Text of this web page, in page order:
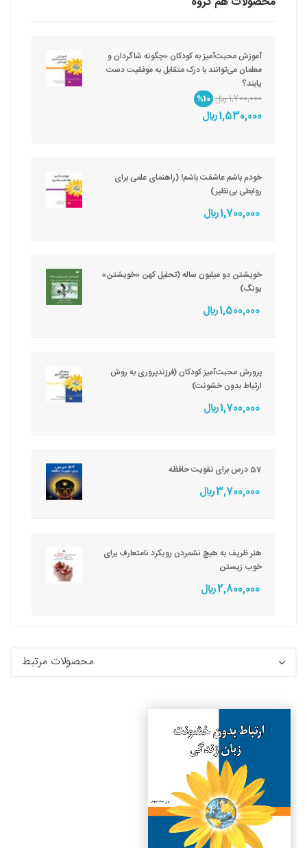
آموزش محبت‌آمیز به کودکان «چگونه شاگردان و
معلمان می‌توانند با درک متقابل به موفقیت دست
یابند؟
1,700,000 ريال
%10
1,530,000 ريال
خودم باشم عاشقت باشم! (راهنمای علمی برای
روابطی بی‌نظیر)
1,700,000 ريال
خویشتن دو میلیون ساله (تحلیل کهن «خویشتن»
یونگ)
1,500,000 ريال
پرورش محبت‌آمیز کودکان (فرزندپروری به روش
ارتباط بدون خشونت)
1,700,000 ريال
57 درس برای تقویت حافظه
3,700,000 ريال
هنر ظریف به هیچ نشمردن رویکرد نامتعارف برای
خوب زیستن
2,800,000 ريال
محصولات مرتبط